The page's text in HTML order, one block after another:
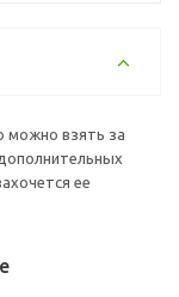
можно взять за
ее